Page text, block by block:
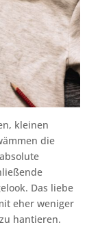
kleinen
die
Das liebe
eher weniger
hantieren.